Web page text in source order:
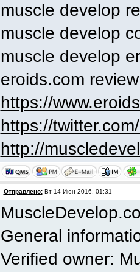
muscle develop
muscle develop
muscle develop
eroids.com review
https://
https://
http://
Отправлено:Вт 14-Июн-2016, 01:31
General
Verified owner: